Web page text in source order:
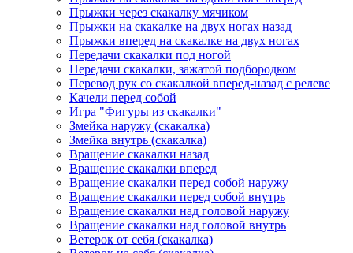
Прыжки через скакалку мячиком
Прыжки на скакалке на двух ногах назад
Прыжки вперед на скакалке на двух ногах
Передачи скакалки под ногой
Передачи скакалки, зажатой подбородком
Перевод рук со скакалкой вперед-назад с релеве
Качели перед собой
Игра "Фигуры из скакалки"
Змейка наружу (скакалка)
Змейка внутрь (скакалка)
Вращение скакалки назад
Вращение скакалки вперед
Вращение скакалки перед собой наружу
Вращение скакалки перед собой внутрь
Вращение скакалки над головой наружу
Вращение скакалки над головой внутрь
Ветерок от себя (скакалка)